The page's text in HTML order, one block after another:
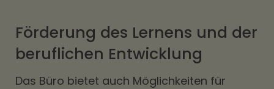
Förderung des Lernens und der
beruflichen Entwicklung
Das Büro bietet auch Möglichkeiten für